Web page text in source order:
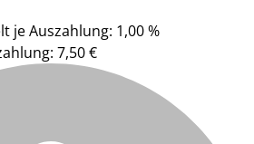
je Auszahlung: 1,00 %
7,50 €